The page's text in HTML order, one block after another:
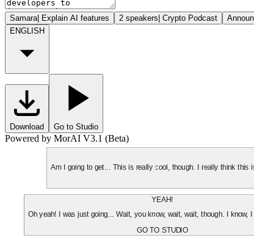
Samara| Explain AI features 2 speakers| Crypto Podcast
ENGLISH
Download Go to Studio
Powered by MorAI V3.1 (Beta)
Am I going to get... This is really cool, though. I really think this
YEAH!
Oh yeah! I was just going... Wait, you know, wait, wait, though. I know, I
GO TO STUDIO